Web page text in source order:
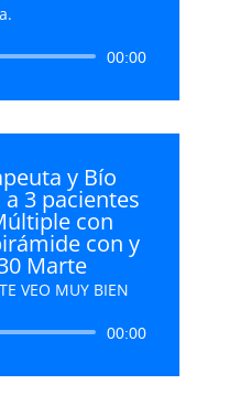
00:00
y Bío
3 pacientes
con
con y
Marte
VEO MUY BIEN
00:00